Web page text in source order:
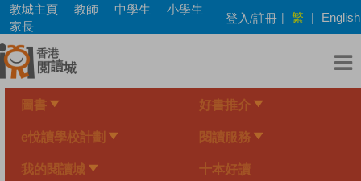
Skip
main
content
教城主頁 教師 中學生
小學生
家長
登入/註冊 | 繁 | English
圖書 好書推介
e悅讀學校計劃 閱讀服務
我的閱讀城 十本好讀